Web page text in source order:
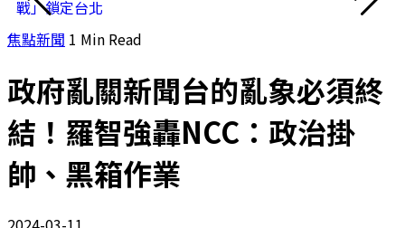
戰」鎖定台北
焦點新聞 1 Min Read
政府亂關新聞台的亂象必須終
結！羅智強轟NCC：政治掛
帥、黑箱作業